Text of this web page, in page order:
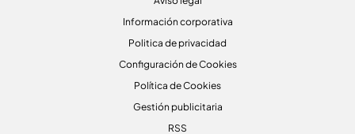
Información corporativa
Politica de privacidad
Configuración de Cookies
Política de Cookies
Gestión publicitaria
RSS